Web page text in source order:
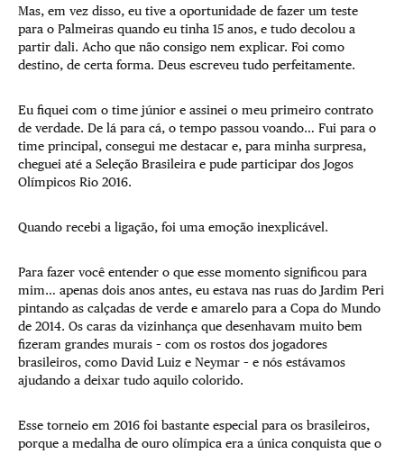
Mas, em vez disso, eu tive a oportunidade de fazer um teste
para o Palmeiras quando eu tinha 15 anos, e tudo decolou a
partir dali. Acho que não consigo nem explicar. Foi como
destino, de certa forma. Deus escreveu tudo perfeitamente.
Eu fiquei com o time júnior e assinei o meu primeiro contrato
de verdade. De lá para cá, o tempo passou voando… Fui para o
time principal, consegui me destacar e, para minha surpresa,
cheguei até a Seleção Brasileira e pude participar dos Jogos
Olímpicos Rio 2016.
Quando recebi a ligação, foi uma emoção inexplicável.
Para fazer você entender o que esse momento significou para
mim… apenas dois anos antes, eu estava nas ruas do Jardim Peri
pintando as calçadas de verde e amarelo para a Copa do Mundo
de 2014. Os caras da vizinhança que desenhavam muito bem
fizeram grandes murais – com os rostos dos jogadores
brasileiros, como David Luiz e Neymar – e nós estávamos
ajudando a deixar tudo aquilo colorido.
Esse torneio em 2016 foi bastante especial para os brasileiros,
porque a medalha de ouro olímpica era a única conquista que o